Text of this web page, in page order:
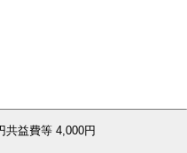
共益費等4,000円